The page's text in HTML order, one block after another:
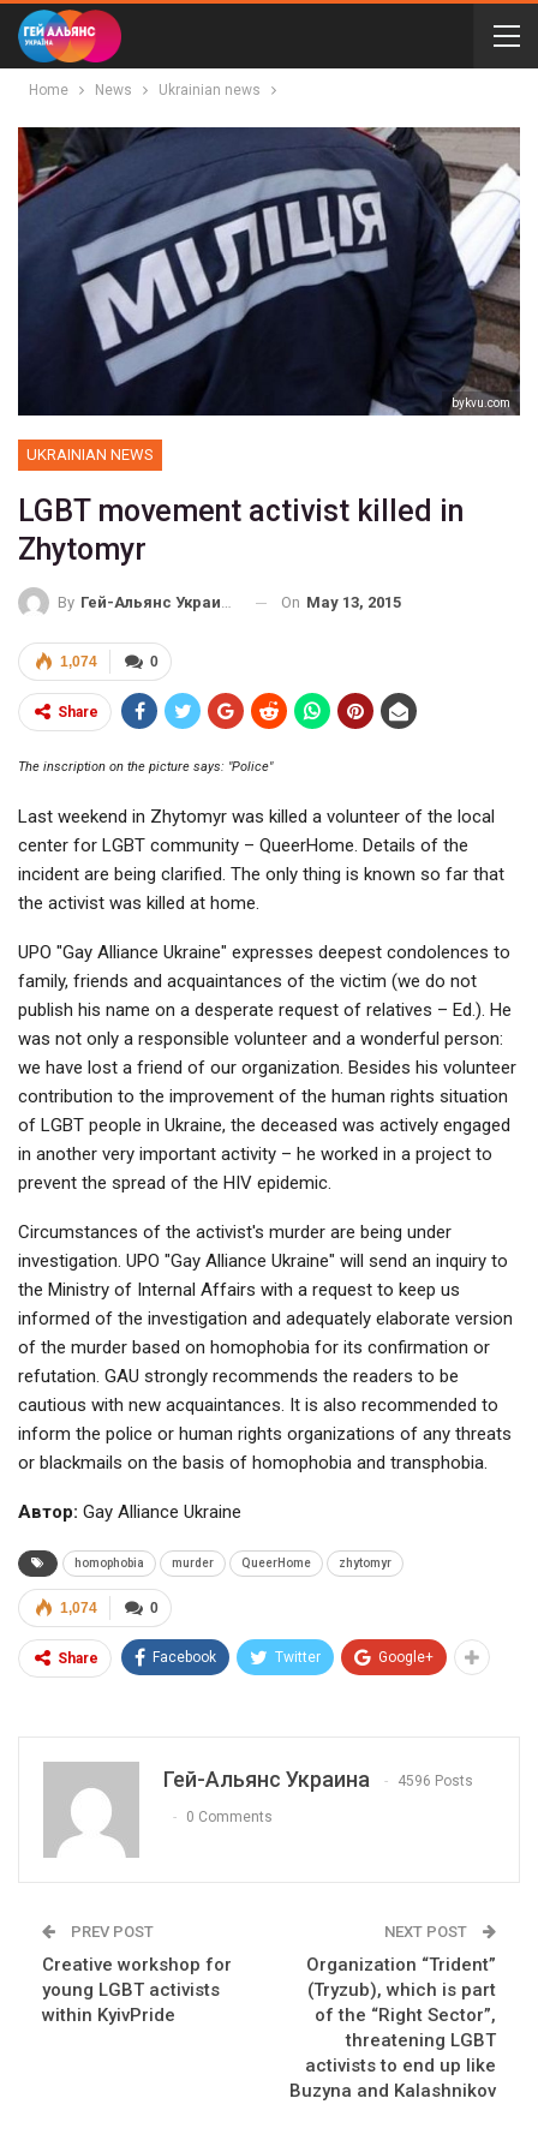
Home News Ukrainian news
bykvu.com
UKRAINIAN NEWS
LGBT movement activist killed in
Zhytomyr
By Гей-Альянс Украина On May 13, 2015
0
1,074
Share
The inscription on the picture says: "Police"
Last weekend in Zhytomyr was killed a volunteer of the local
center for LGBT community – QueerHome. Details of the
incident are being clarified. The only thing is known so far that
the activist was killed at home.
UPO "Gay Alliance Ukraine" expresses deepest condolences to
family, friends and acquaintances of the victim (we do not
publish his name on a desperate request of relatives – Ed.). He
was not only a responsible volunteer and a wonderful person:
we have lost a friend of our organization. Besides his volunteer
contribution to the improvement of the human rights situation
of LGBT people in Ukraine, the deceased was actively engaged
in another very important activity – he worked in a project to
prevent the spread of the HIV epidemic.
Circumstances of the activist's murder are being under
investigation. UPO "Gay Alliance Ukraine" will send an inquiry to
the Ministry of Internal Affairs with a request to keep us
informed of the investigation and adequately elaborate version
of the murder based on homophobia for its confirmation or
refutation. GAU strongly recommends the readers to be
cautious with new acquaintances. It is also recommended to
inform the police or human rights organizations of any threats
or blackmails on the basis of homophobia and transphobia.
Автор: Gay Alliance Ukraine
homophobia murder QueerHome zhytomyr
0
1,074
Share Facebook Twitter Google+
Гей-Альянс Украина 4596 Posts
0 Comments
PREV POST
Creative workshop for
young LGBT activists
within KyivPride
NEXT POST
Organization “Trident”
(Tryzub), which is part
of the “Right Sector”,
threatening LGBT
activists to end up like
Buzyna and Kalashnikov